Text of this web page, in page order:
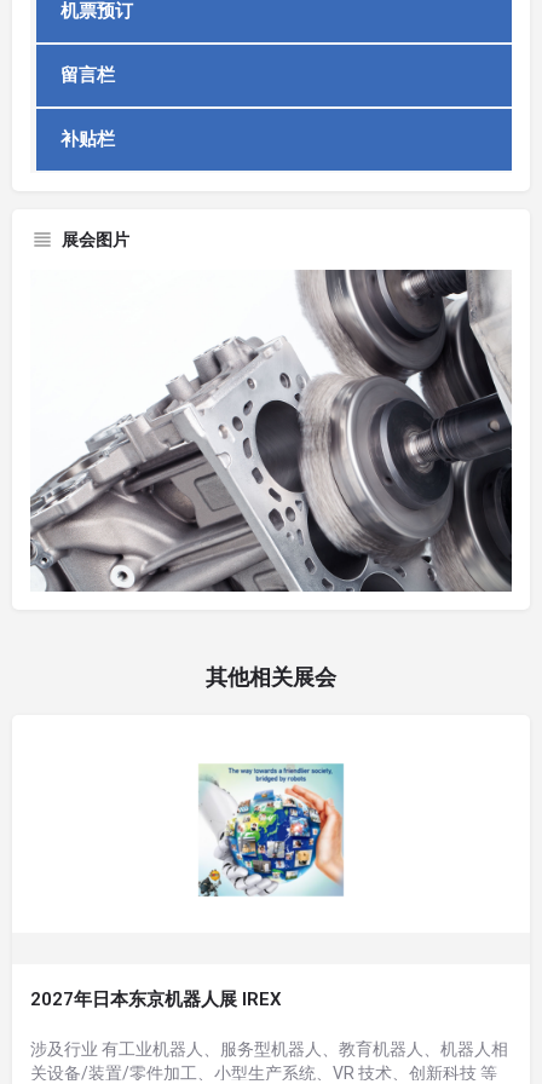
机票预订
留言栏
补贴栏
展会图片
其他相关展会
2027年日本东京机器人展 IREX
涉及行业 有工业机器人、服务型机器人、教育机器人、机器人相
关设备/装置/零件加工、小型生产系统、VR 技术、创新科技 等